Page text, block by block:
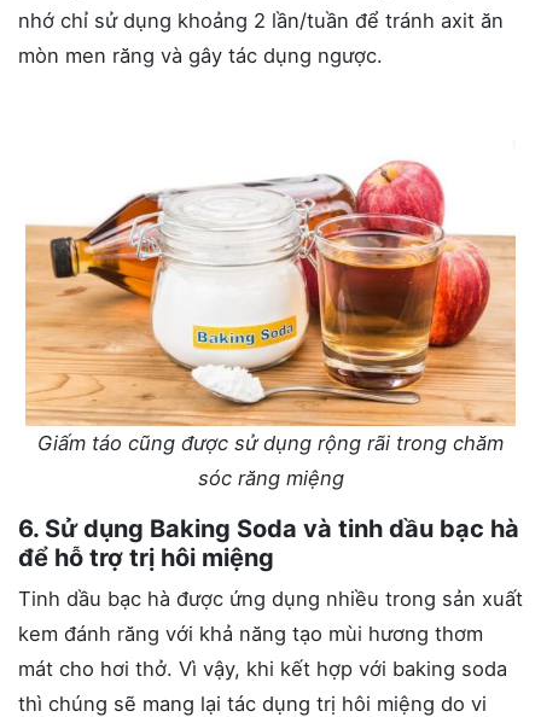
nhớ chỉ sử dụng khoảng 2 lần/tuần để tránh axit ăn
mòn men răng và gây tác dụng ngược.
Giấm táo cũng được sử dụng rộng rãi trong chăm
sóc răng miệng
6. Sử dụng Baking Soda và tinh dầu bạc hà
để hỗ trợ trị hôi miệng
Tinh dầu bạc hà được ứng dụng nhiều trong sản xuất
kem đánh răng với khả năng tạo mùi hương thơm
mát cho hơi thở. Vì vậy, khi kết hợp với baking soda
thì chúng sẽ mang lại tác dụng trị hôi miệng do vi